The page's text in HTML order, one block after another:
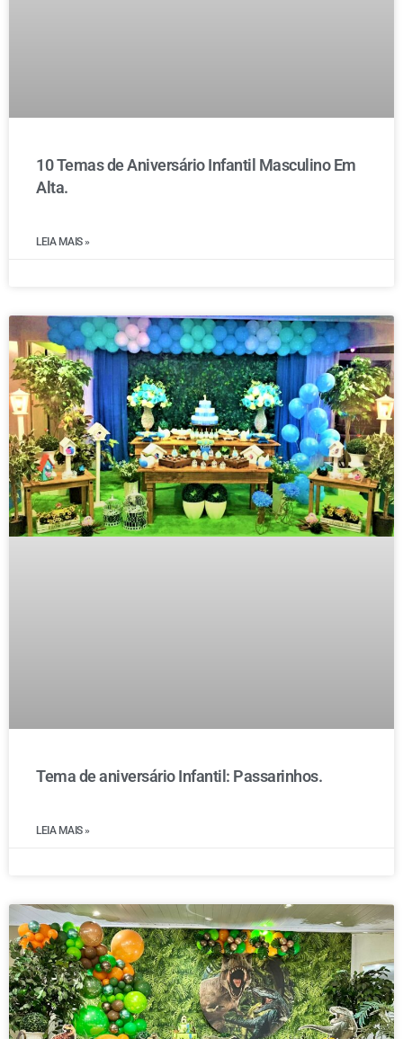
10 Temas de Aniversário Infantil Masculino Em
Alta.
LEIA MAIS »
Tema de aniversário Infantil: Passarinhos.
LEIA MAIS »